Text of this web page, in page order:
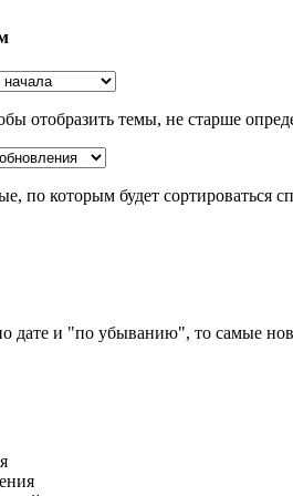
отобразить темы, не старше
по которым будет сортироваться
дате и "по убыванию", то самые